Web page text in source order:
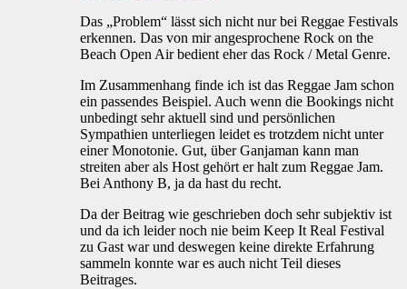
Das „Problem“ lässt sich nicht nur bei Reggae Festivals
erkennen. Das von mir angesprochene Rock on the
Beach Open Air bedient eher das Rock / Metal Genre.
Im Zusammenhang finde ich ist das Reggae Jam schon
ein passendes Beispiel. Auch wenn die Bookings nicht
unbedingt sehr aktuell sind und persönlichen
Sympathien unterliegen leidet es trotzdem nicht unter
einer Monotonie. Gut, über Ganjaman kann man
streiten aber als Host gehört er halt zum Reggae Jam.
Bei Anthony B, ja da hast du recht.
Da der Beitrag wie geschrieben doch sehr subjektiv ist
und da ich leider noch nie beim Keep It Real Festival
zu Gast war und deswegen keine direkte Erfahrung
sammeln konnte war es auch nicht Teil dieses
Beitrages.